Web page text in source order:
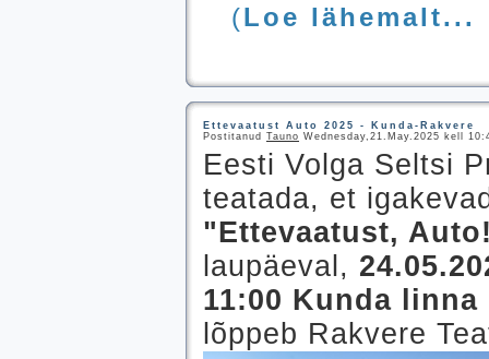
(Loe lähemalt...
Ettevaatust Auto 2025 - Kunda-Rakvere
Postitanud Tauno Wednesday,21.May.2025 kell
Eesti Volga Seltsi
teatada, et
"Ettevaatust,
laupäeval,
11:00 Kunda
lõppeb Rakvere